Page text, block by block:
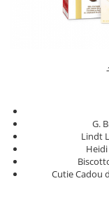
G.
Lindt
Cutie Cadou